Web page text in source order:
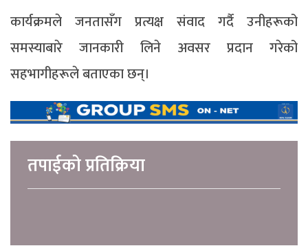
कार्यक्रमले जनतासँग प्रत्यक्ष संवाद गर्दै उनीहरूको
समस्याबारे जानकारी लिने अवसर प्रदान गरेको
सहभागीहरूले बताएका छन्।
तपाईको प्रतिक्रिया